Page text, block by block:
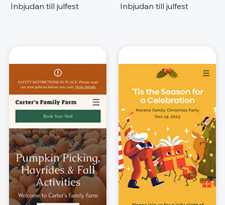
Inbjudan till julfest Inbjudan till julfest